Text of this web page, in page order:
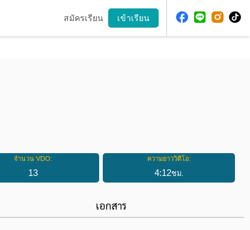
สมัครเรียน เข้าเรียน
จำนวน VDO:
13
ความยาววิดีโอ:
4:12ชม.
เอกสาร